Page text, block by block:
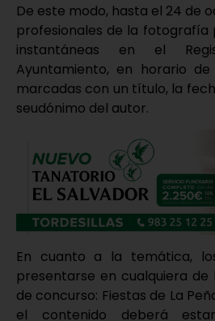
De este modo, hasta el 24 de
profesionales de la fotografía
instantáneas en el
Ayuntamiento, en horario de
marcadas con un título, la
seudónimo del autor.
En cuanto a la temática,
presentarse en cualquiera de
de concurso: Fiestas de La
el contenido deberá